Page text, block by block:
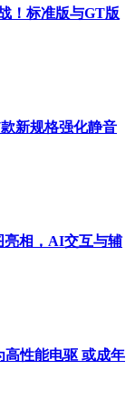
！标准版与GT版
新规格强化静音
亮相，AI交互与辅
性能电驱 或成年